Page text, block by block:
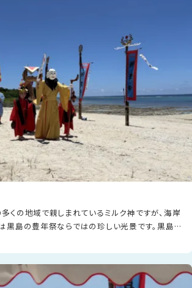
くの地域で親しまれているミルク神ですが、海岸
黒島の豊年祭ならではの珍しい光景です。黒島で
豊年祭プロ